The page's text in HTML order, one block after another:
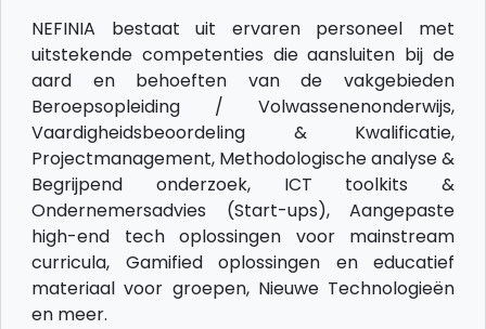
NEFINIA bestaat uit ervaren personeel met
uitstekende competenties die aansluiten bij de
aard en behoeften van de vakgebieden
Beroepsopleiding / Volwassenenonderwijs,
Vaardigheidsbeoordeling & Kwalificatie,
Projectmanagement, Methodologische analyse &
Begrijpend onderzoek, ICT toolkits &
Ondernemersadvies (Start-ups), Aangepaste
high-end tech oplossingen voor mainstream
curricula, Gamified oplossingen en educatief
materiaal voor groepen, Nieuwe Technologieën
en meer.